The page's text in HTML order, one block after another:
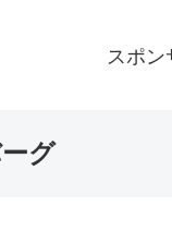
スポン
グ